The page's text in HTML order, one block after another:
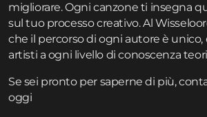
migliorare. Ogni canzone ti insegna
sul tuo processo creativo. Al
che il percorso di ogni autore è unico,
artisti a ogni livello di conoscenza
Se sei pronto per saperne di più,
oggi